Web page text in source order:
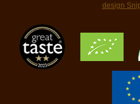
design